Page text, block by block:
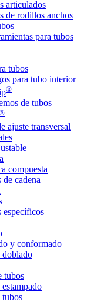
articulados
de rodillos anchos
para tubos
tubos
para tubo interior
®
de tubos
ajuste transversal
compuesta
de cadena
específicos
y conformado
doblado
tubos